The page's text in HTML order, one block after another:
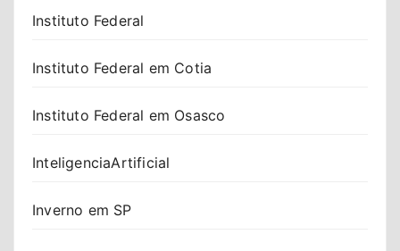
Instituto Federal
Instituto Federal em Cotia
Instituto Federal em Osasco
InteligenciaArtificial
Inverno em SP